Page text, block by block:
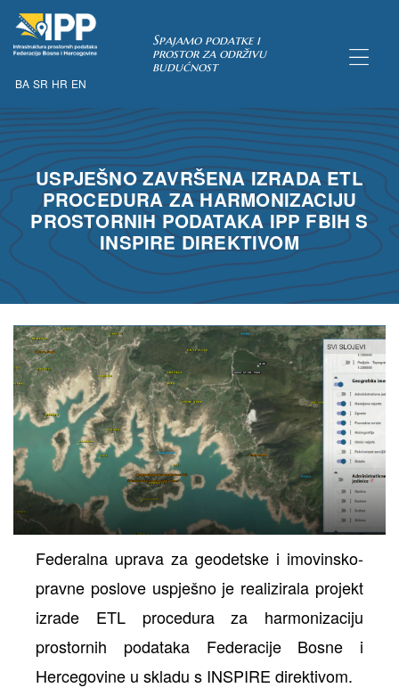
BA SR HR EN
Spajamo podatke i
prostor za održivu
budućnost
USPJEŠNO ZAVRŠENA IZRADA ETL
PROCEDURA ZA HARMONIZACIJU
PROSTORNIH PODATAKA IPP FBIH S
INSPIRE DIREKTIVOM
Federalna uprava za geodetske i imovinsko-
pravne poslove uspješno je realizirala projekt
izrade ETL procedura za harmonizaciju
prostornih podataka Federacije Bosne i
Hercegovine u skladu s INSPIRE direktivom.
uvjeta